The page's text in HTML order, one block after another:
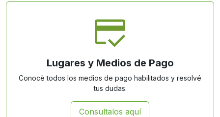
Lugares y Medios de Pago
Conocè todos los medios de pago habilitados y resolvé
tus dudas.
Consultalos aquí